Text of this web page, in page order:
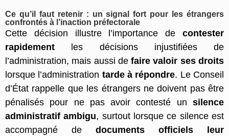
Ce qu’il faut retenir : un signal fort pour les étrangers
confrontés à l’inaction préfectorale
Cette décision illustre l’importance de contester
rapidement les décisions injustifiées de
l’administration, mais aussi defaire valoir ses droits
lorsque l’administration tarde à répondre. Le Conseil
d’État rappelle que les étrangers ne doivent pas être
pénalisés pour ne pas avoir contesté un silence
administratif ambigu, surtout lorsque ce silence est
accompagné de documents officiels leur